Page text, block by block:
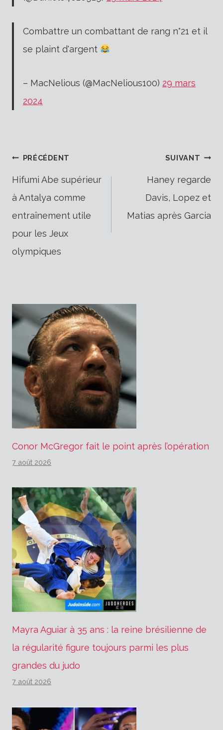
Combattre un combattant de rang n°21 et il
se plaint d'argent
– MacNelious (@MacNelious100) 29 mars
2024
Navigation
de
l’article
PRÉCÉDENT
Hifumi Abe supérieur
à Antalya comme
entraînement utile
pour les Jeux
olympiques
SUIVANT
Haney regarde
Davis, Lopez et
Matias après Garcia
Conor McGregor fait le point après l’opération
7 août 2026
Mayra Aguiar à 35 ans : la reine brésilienne de
la régularité figure toujours parmi les plus
grandes du judo
7 août 2026